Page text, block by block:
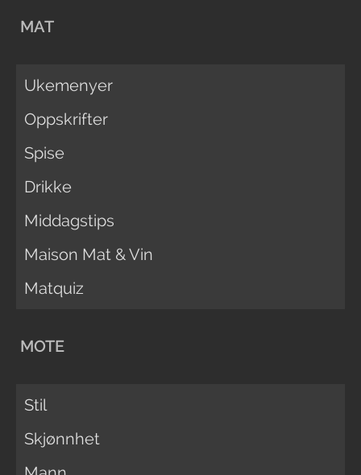
MAT
Ukemenyer
Oppskrifter
Spise
Drikke
Middagstips
Maison Mat & Vin
Matquiz
MOTE
Stil
Skjønnhet